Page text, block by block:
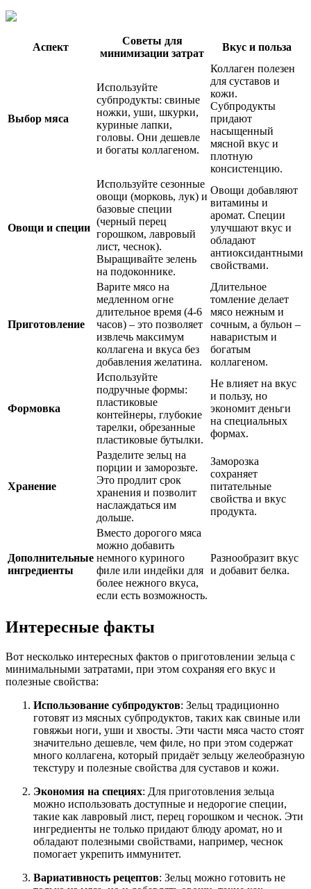
Аспект
Советы для
минимизации затрат
Вкус и польза
Выбор мяса
Используйте
субпродукты: свиные
ножки, уши, шкурки,
куриные лапки,
головы. Они дешевле
и богаты коллагеном.
Коллаген полезен
для суставов и
кожи.
Субпродукты
придают
насыщенный
мясной вкус и
плотную
консистенцию.
Овощи и специи
Используйте сезонные
овощи (морковь, лук) и
базовые специи
(черный перец
горошком, лавровый
лист, чеснок).
Выращивайте зелень
на подоконнике.
Овощи добавляют
витамины и
аромат. Специи
улучшают вкус и
обладают
антиоксидантными
свойствами.
Приготовление
Варите мясо на
медленном огне
длительное время (4-6
часов) – это позволяет
извлечь максимум
коллагена и вкуса без
добавления желатина.
Длительное
томление делает
мясо нежным и
сочным, а бульон –
наваристым и
богатым
коллагеном.
Формовка
Используйте
подручные формы:
пластиковые
контейнеры, глубокие
тарелки, обрезанные
пластиковые бутылки.
Не влияет на вкус
и пользу, но
экономит деньги
на специальных
формах.
Хранение
Разделите зельц на
порции и заморозьте.
Это продлит срок
хранения и позволит
наслаждаться им
дольше.
Заморозка
сохраняет
питательные
свойства и вкус
продукта.
Дополнительные
ингредиенты
Вместо дорогого мяса
можно добавить
немного куриного
филе или индейки для
более нежного вкуса,
если есть возможность.
Разнообразит вкус
и добавит белка.
Интересные факты
Вот несколько интересных фактов о приготовлении зельца с
минимальными затратами, при этом сохраняя его вкус и
полезные свойства:
Использование субпродуктов: Зельц традиционно
готовят из мясных субпродуктов, таких как свиные или
говяжьи ноги, уши и хвосты. Эти части мяса часто стоят
значительно дешевле, чем филе, но при этом содержат
много коллагена, который придаёт зельцу желеобразную
текстуру и полезные свойства для суставов и кожи.
Экономия на специях: Для приготовления зельца
можно использовать доступные и недорогие специи,
такие как лавровый лист, перец горошком и чеснок. Эти
ингредиенты не только придают блюду аромат, но и
обладают полезными свойствами, например, чеснок
помогает укрепить иммунитет.
Вариативность рецептов: Зельц можно готовить не